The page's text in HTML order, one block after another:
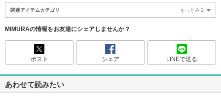
関連アイテムカテゴリ もっとみる
MIMURAの情報をお友達にシェアしませんか？
ポスト シェア LINEで送る
あわせて読みたい